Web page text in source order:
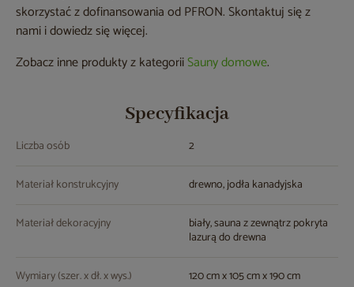
skorzystać z dofinansowania od PFRON. Skontaktuj się z
nami i dowiedz się więcej.
Zobacz inne produkty z kategoriiSauny domowe.
Specyfikacja
Liczba osób 2
Materiał konstrukcyjny drewno, jodła kanadyjska
Materiał dekoracyjny biały, sauna z zewnątrz pokryta
lazurą do drewna
Wymiary (szer. x dł. x wys.) 120 cm x 105 cm x 190 cm